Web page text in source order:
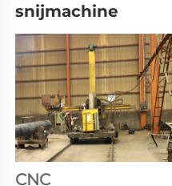
snijmachine
CNC